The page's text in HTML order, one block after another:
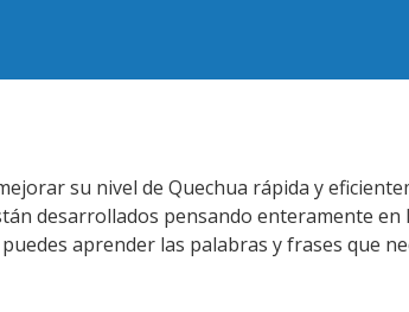
su nivel de Quechua rápida y
desarrollados pensando enteramente en
aprender las palabras y frases que